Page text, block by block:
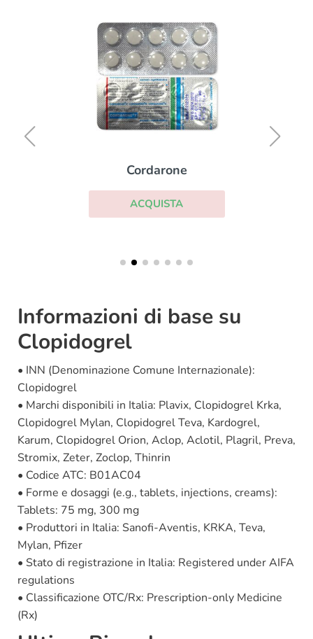
Cordarone
ACQUISTA
Informazioni di base su
Clopidogrel
• INN (Denominazione Comune Internazionale):
Clopidogrel
• Marchi disponibili in Italia: Plavix, Clopidogrel Krka,
Clopidogrel Mylan, Clopidogrel Teva, Kardogrel,
Karum, Clopidogrel Orion, Aclop, Aclotil, Plagril, Preva,
Stromix, Zeter, Zoclop, Thinrin
• Codice ATC: B01AC04
• Forme e dosaggi (e.g., tablets, injections, creams):
Tablets: 75 mg, 300 mg
• Produttori in Italia: Sanofi-Aventis, KRKA, Teva,
Mylan, Pfizer
• Stato di registrazione in Italia: Registered under AIFA
regulations
• Classificazione OTC/Rx: Prescription-only Medicine
(Rx)